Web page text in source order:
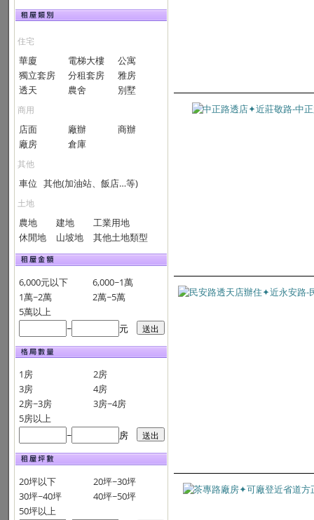
住宅
華廈 電梯大樓
公寓
獨立套房
分租套房
雅房
透天
農舍 別墅
商用
店面 廠辦
商辦
廠房
倉庫
其他
車位 其他(加油站、飯店…等)
土地
農地 建地
工業用地
休閒地
山坡地 其他土地類型
6,000元以下
6,000~1萬
1萬~2萬
2萬~5萬
5萬以上
~
元
1房
2房
3房
4房
2房~3房
3房~4房
5房以上
~
房
20坪以下
20坪~30坪
30坪~40坪
40坪~50坪
50坪以上